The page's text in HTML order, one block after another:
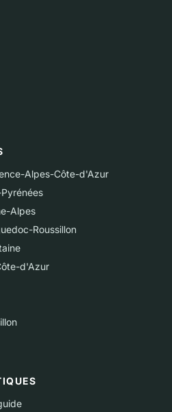
Alpes-Côte-d'Azur
Alpes
Roussillon
d'Azur